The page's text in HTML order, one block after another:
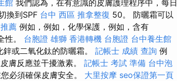
館 我們認為，在有意識的皮膚護理程序中，每日
換到SPF 台中 西區 推拿整復 50。 防曬霜可以
薦 例如，例如，化學保護，例如，含有
性。 台胞證 雄獅 香港轉機 台胞證 台中養生館
或二氧化鈦的防曬霜。 記帳士 成績 查詢 例
膚反應並干擾激素。 記帳士 考試 準備 台中泡
必須確保皮膚安全。 大里按摩 seo保證第一頁